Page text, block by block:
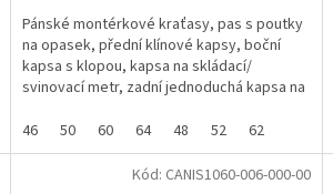
z
5
hvězdiček.
Pánské montérkové kraťasy, pas s poutky
na opasek, přední klínové kapsy, boční
kapsa s klopou, kapsa na skládací/
svinovací metr, zadní jednoduchá kapsa na
46
50 60 64 48 52 62
Kód: CANIS1060-006-000-00